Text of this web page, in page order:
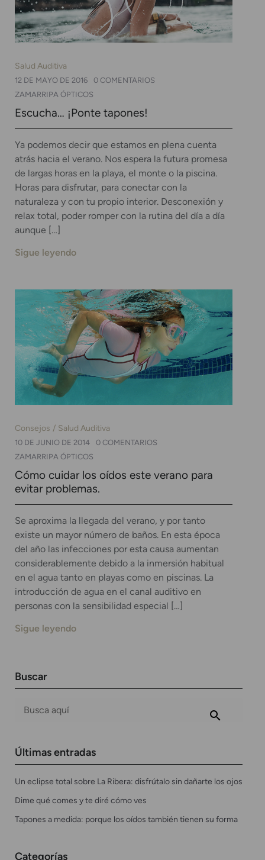
Salud Auditiva
12 DE MAYO DE 2016
0 COMENTARIOS
ZAMARRIPA ÓPTICOS
Escucha… ¡Ponte tapones!
Ya podemos decir que estamos en plena cuenta
atrás hacia el verano. Nos espera la futura promesa
de largas horas en la playa, el monte o la piscina.
Horas para disfrutar, para conectar con la
naturaleza y con tu propio interior. Desconexión y
relax total, poder romper con la rutina del día a día
aunque […]
Sigue leyendo
Consejos Salud Auditiva
10 DE JUNIO DE 2014
0 COMENTARIOS
ZAMARRIPA ÓPTICOS
Cómo cuidar los oídos este verano para
evitar problemas.
Se aproxima la llegada del verano, y por tanto
existe un mayor número de baños. En esta época
del año las infecciones por esta causa aumentan
considerablemente debido a la inmersión habitual
en el agua tanto en playas como en piscinas. La
introducción de agua en el canal auditivo en
personas con la sensibilidad especial […]
Sigue leyendo
Buscar
Últimas entradas
Un eclipse total sobre La Ribera: disfrútalo sin dañarte los ojos
Dime qué comes y te diré cómo ves
Tapones a medida: porque los oídos también tienen su forma
Categorías